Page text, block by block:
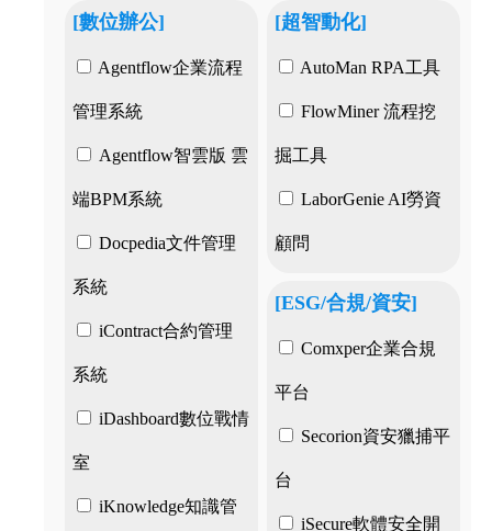
[數位辦公]
Agentflow企業流程
管理系統
Agentflow智雲版 雲
端BPM系統
Docpedia文件管理
系統
iContract合約管理
系統
iDashboard數位戰情
室
iKnowledge知識管
[超智動化]
AutoMan RPA工具
FlowMiner 流程挖
掘工具
LaborGenie AI勞資
顧問
[ESG/合規/資安]
Comxper企業合規
平台
Secorion資安獵捕平
台
iSecure軟體安全開